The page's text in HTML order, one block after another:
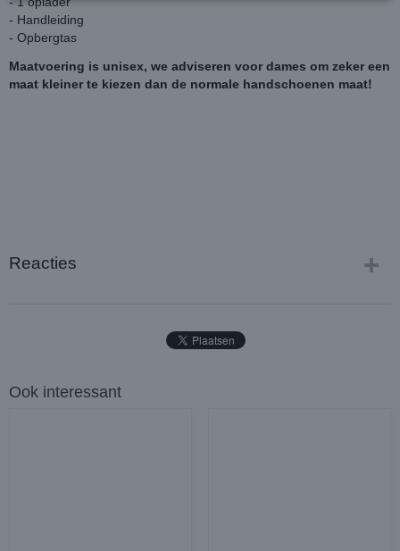
- Handleiding
- Opbergtas
Maatvoering is unisex, we adviseren voor dames om zeker een
maat kleiner te kiezen dan de normale handschoenen maat!
Reacties
Ook interessant